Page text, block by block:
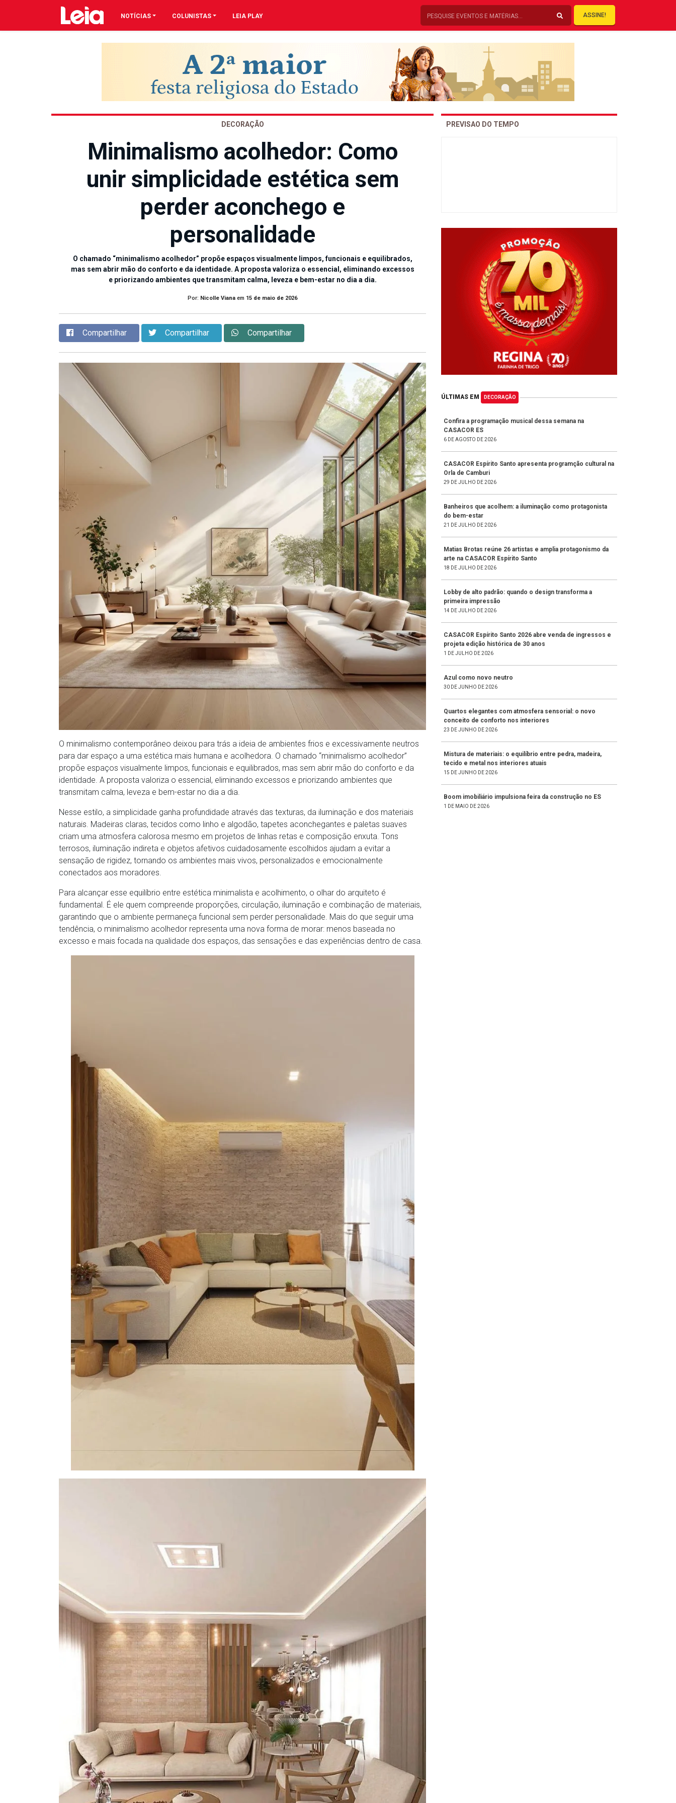
NOTÍCIAS COLUNISTAS LEIA PLAY ASSINE!
DECORAÇÃO
Minimalismo acolhedor: Como
unir simplicidade estética sem
perder aconchego e
personalidade
O chamado “minimalismo acolhedor” propõe espaços visualmente limpos, funcionais e equilibrados,
mas sem abrir mão do conforto e da identidade. A proposta valoriza o essencial, eliminando excessos
e priorizando ambientes que transmitam calma, leveza e bem-estar no dia a dia.
Por: Nicolle Viana em 15 de maio de 2026
Compartilhar Compartilhar Compartilhar
O minimalismo contemporâneo deixou para trás a ideia de ambientes frios e excessivamente neutros
para dar espaço a uma estética mais humana e acolhedora. O chamado “minimalismo acolhedor”
propõe espaços visualmente limpos, funcionais e equilibrados, mas sem abrir mão do conforto e da
identidade. A proposta valoriza o essencial, eliminando excessos e priorizando ambientes que
transmitam calma, leveza e bem-estar no dia a dia.
Nesse estilo, a simplicidade ganha profundidade através das texturas, da iluminação e dos materiais
naturais. Madeiras claras, tecidos como linho e algodão, tapetes aconchegantes e paletas suaves
criam uma atmosfera calorosa mesmo em projetos de linhas retas e composição enxuta. Tons
terrosos, iluminação indireta e objetos afetivos cuidadosamente escolhidos ajudam a evitar a
sensação de rigidez, tornando os ambientes mais vivos, personalizados e emocionalmente
conectados aos moradores.
Para alcançar esse equilíbrio entre estética minimalista e acolhimento, o olhar do arquiteto é
fundamental. É ele quem compreende proporções, circulação, iluminação e combinação de materiais,
garantindo que o ambiente permaneça funcional sem perder personalidade. Mais do que seguir uma
tendência, o minimalismo acolhedor representa uma nova forma de morar: menos baseada no
excesso e mais focada na qualidade dos espaços, das sensações e das experiências dentro de casa.
PREVISAO DO TEMPO
ÚLTIMAS EM DECORAÇÃO
Confira a programação musical dessa semana na
CASACOR ES
6 DE AGOSTO DE 2026
CASACOR Espírito Santo apresenta programção cultural na
Orla de Camburi
29 DE JULHO DE 2026
Banheiros que acolhem: a iluminação como protagonista
do bem-estar
21 DE JULHO DE 2026
Matias Brotas reúne 26 artistas e amplia protagonismo da
arte na CASACOR Espírito Santo
18 DE JULHO DE 2026
Lobby de alto padrão: quando o design transforma a
primeira impressão
14 DE JULHO DE 2026
CASACOR Espírito Santo 2026 abre venda de ingressos e
projeta edição histórica de 30 anos
1 DE JULHO DE 2026
Azul como novo neutro
30 DE JUNHO DE 2026
Quartos elegantes com atmosfera sensorial: o novo
conceito de conforto nos interiores
23 DE JUNHO DE 2026
Mistura de materiais: o equilíbrio entre pedra, madeira,
tecido e metal nos interiores atuais
15 DE JUNHO DE 2026
Boom imobiliário impulsiona feira da construção no ES
1 DE MAIO DE 2026